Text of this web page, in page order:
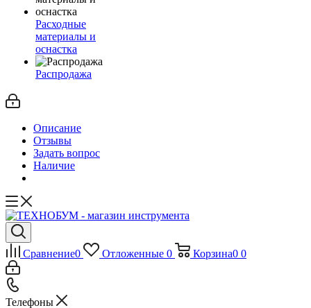
Расходные
материалы и
оснастка
Распродажа
Описание
Отзывы
Задать вопрос
Наличие
Сравнение0 Отложенные 0 Корзина0 0
Телефоны